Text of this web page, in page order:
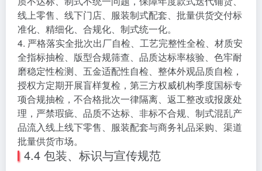
线上零售、线下门店、服装制式配套、批量供货交付标
准化、精细化、合规化、制式统一化。
4. 严格落实全批次出厂自检、工艺完整性全检、材质安
全指标抽检、版型合规筛查、品质达标率核验、色牢耐
磨稳定性检测、五金适配性自检、整体外观品质自检，
授权方定期开展盲样复检，第三方权威机构季度国标专
项合规抽检，不合格批次一律隔离、返工整改或报废处
理，严禁瑕疵、品质不达标、非标不合规、制式混乱产
品流入线上线下零售、服装配套与商务礼品采购、渠道
批量供货市场。
4.4 包装、标识与宣传规范